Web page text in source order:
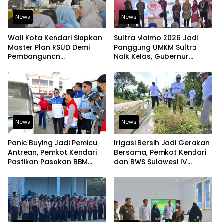
News
Wali Kota Kendari Siapkan
Master Plan RSUD Demi
Pembangunan
News
Sultra Maimo 2026 Jadi
Panggung UMKM Sultra
Naik Kelas, Gubernur
Tembus Pasar Ekspor
News
Panic Buying Jadi Pemicu
Antrean, Pemkot Kendari
Pastikan Pasokan BBM
News
Irigasi Bersih Jadi Gerakan
Bersama, Pemkot Kendari
dan BWS Sulawesi IV
Pangan